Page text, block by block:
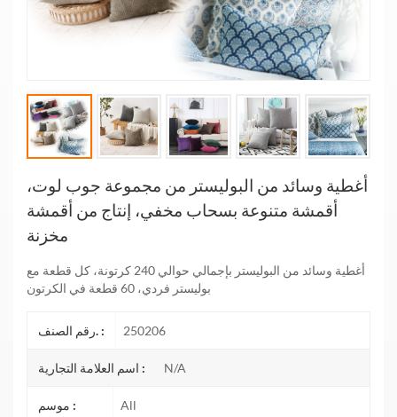
أغطية وسائد من البوليستر من مجموعة جوب لوت،
أقمشة متنوعة بسحاب مخفي، إنتاج من أقمشة
مخزنة
أغطية وسائد من البوليستر بإجمالي حوالي 240 كرتونة، كل قطعة مع
بوليستر فردي، 60 قطعة في الكرتون
رقم الصنف. : 250206
اسم العلامة التجارية : N/A
موسم : All